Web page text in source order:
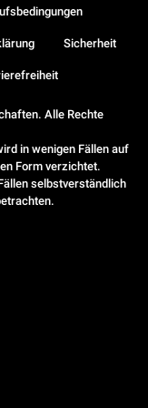
Alle Rechte
in wenigen Fällen auf
Form verzichtet.
selbstverständlich
Sicherheit